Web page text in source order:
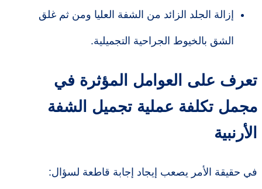
إزالة الجلد الزائد من الشفة العليا ومن ثم غلق
الشق بالخيوط الجراحية التجميلية.
تعرف على العوامل المؤثرة في
مجمل تكلفة عملية تجميل الشفة
الأرنبية
في حقيقة الأمر يصعب إيجاد إجابة قاطعة لسؤال: